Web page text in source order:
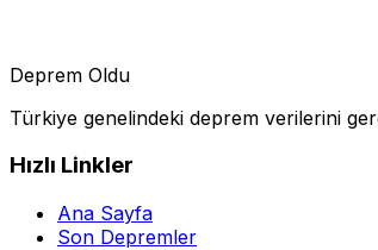
Deprem Oldu
Türkiye genelindeki deprem verilerini
Hızlı Linkler
Ana Sayfa
Son Depremler